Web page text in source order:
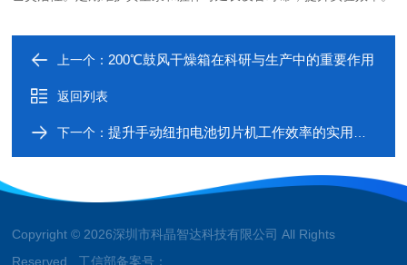
上一个： 200℃鼓风干燥箱在科研与生产中的重要作用
返回列表
下一个：提升手动纽扣电池切片机工作效率的实用建议
Copyright © 2026深圳市科晶智达科技有限公司 All Rights
Reserved 工信部备案号：